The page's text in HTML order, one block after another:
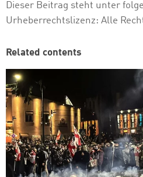
Dieser Beitrag steht unter
Urheberrechtslizenz: Alle
Related contents